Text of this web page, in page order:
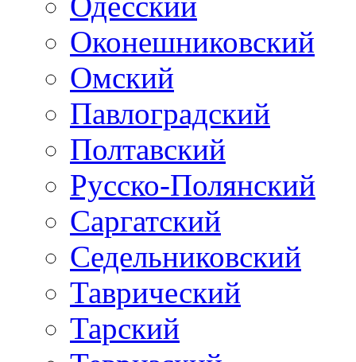
Оконешниковский
Омский
Павлоградский
Полтавский
Русско-Полянский
Саргатский
Седельниковский
Таврический
Тарский